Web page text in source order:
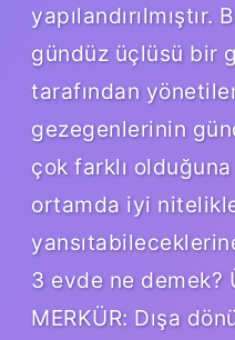
gündüz üçlüsü bir
tarafından
gezegenlerinin
çok farklı
ortamda iyi
3 evde ne demek?
MERKÜR: Dışa